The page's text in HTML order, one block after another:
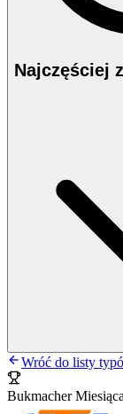
Najczęściej
Wróć do listy
Bukmacher Miesiąca